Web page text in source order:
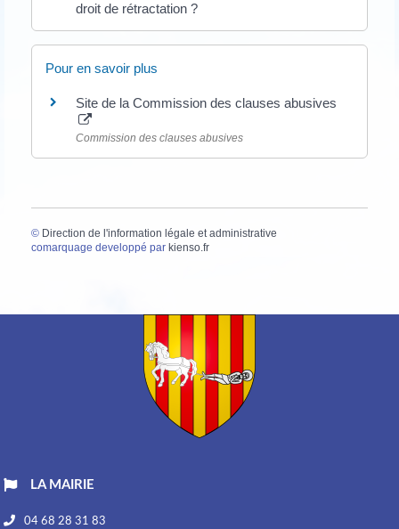
droit de rétractation ?
Pour en savoir plus
Site de la Commission des clauses abusives
Commission des clauses abusives
© Direction de l'information légale et administrative
comarquage developpé par kienso.fr
LA MAIRIE
04 68 28 31 83